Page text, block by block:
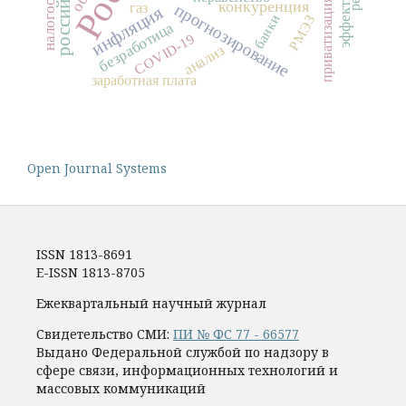
инфляцияпрогнозирование
конкуренция
безработица анализ
COVID-19
газ приватизация
заработная плата
банки РМЭЗ
Open Journal Systems
ISSN 1813-8691
E-ISSN 1813-8705
Ежеквартальный научный журнал
Свидетельство СМИ: ПИ № ФС 77 - 66577
Выдано Федеральной службой по надзору в
сфере связи, информационных технологий и
массовых коммуникаций